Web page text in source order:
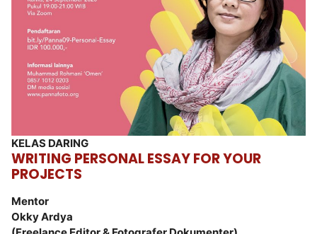
KELAS DARING
WRITING PERSONAL ESSAY FOR YOUR
PROJECTS
Mentor
Okky Ardya